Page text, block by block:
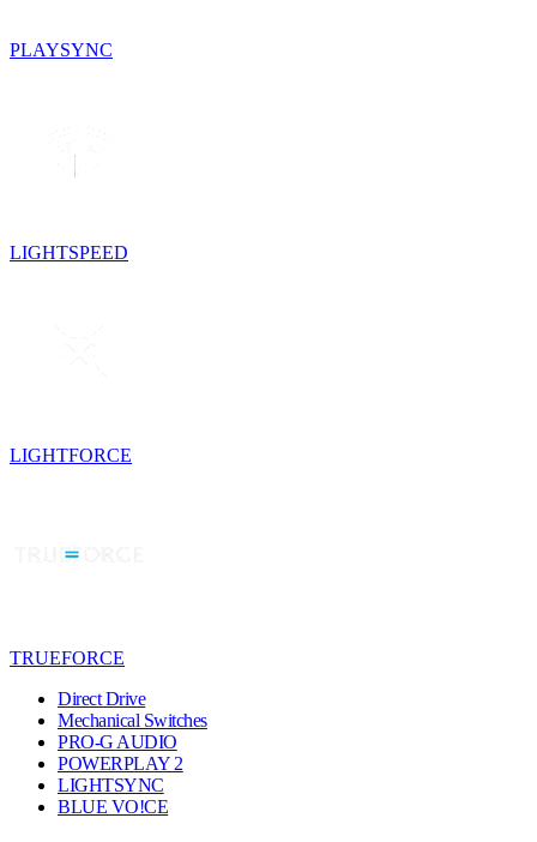
PLAYSYNC
LIGHTSPEED
LIGHTFORCE
TRUEFORCE
Direct Drive
Mechanical Switches
PRO-G AUDIO
POWERPLAY 2
LIGHTSYNC
BLUE VO!CE